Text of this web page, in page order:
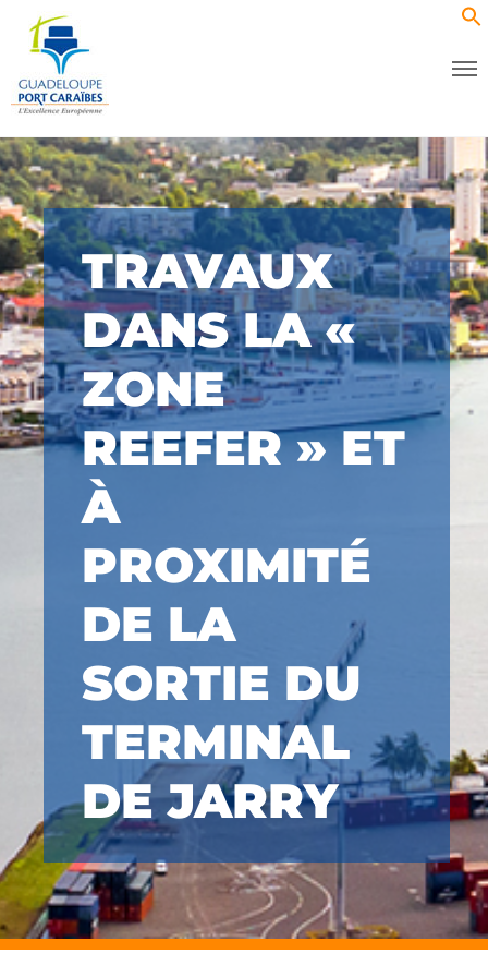
TRAVAUX
DANS LA «
ZONE
REEFER » ET
À
PROXIMITÉ
DE LA
SORTIE DU
TERMINAL
DE JARRY